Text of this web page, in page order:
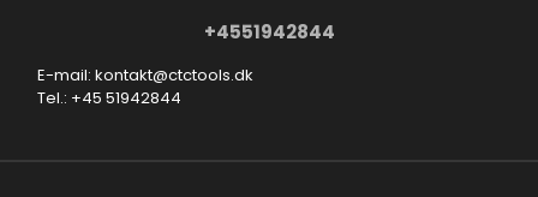
+4551942844
E-mail: kontakt@ctctools.dk
Tel.: +45 51942844